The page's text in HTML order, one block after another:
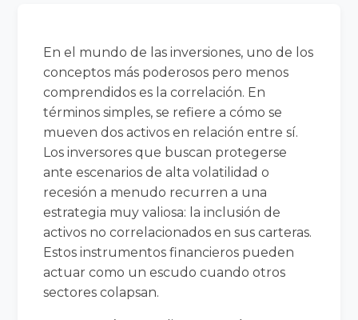
En el mundo de las inversiones, uno de los
conceptos más poderosos pero menos
comprendidos es la correlación. En
términos simples, se refiere a cómo se
mueven dos activos en relación entre sí.
Los inversores que buscan protegerse
ante escenarios de alta volatilidad o
recesión a menudo recurren a una
estrategia muy valiosa: la inclusión de
activos no correlacionados en sus carteras.
Estos instrumentos financieros pueden
actuar como un escudo cuando otros
sectores colapsan.